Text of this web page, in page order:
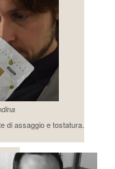
di assaggio e tostatura.